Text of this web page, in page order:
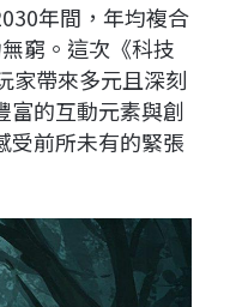
年間，年均複合
窮。這次《科技
家帶來多元且深刻
富的互動元素與創
受前所未有的緊張